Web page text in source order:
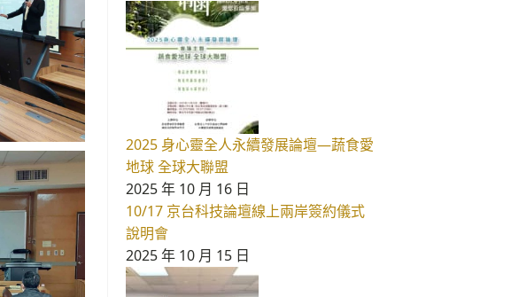
2025 身心靈全人永續發展論壇—蔬食愛
地球 全球大聯盟
2025 年 10 月 16 日
10/17 京台科技論壇線上兩岸簽約儀式
說明會
2025 年 10 月 15 日